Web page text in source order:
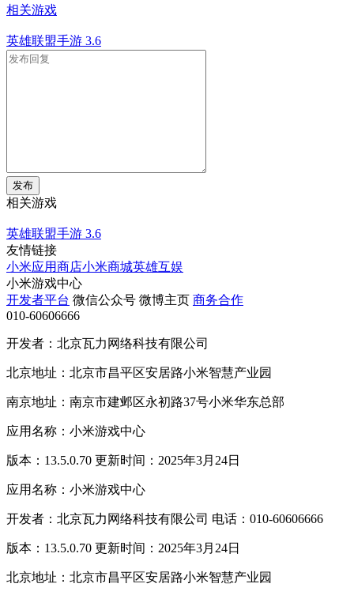
相关游戏
英雄联盟手游 3.6
发布
相关游戏
英雄联盟手游 3.6
友情链接
小米应用商店小米商城英雄互娱
小米游戏中心
开发者平台 微信公众号 微博主页 商务合作
010-60606666
开发者：北京瓦力网络科技有限公司
北京地址：北京市昌平区安居路小米智慧产业园
南京地址：南京市建邺区永初路37号小米华东总部
应用名称：小米游戏中心
版本：13.5.0.70 更新时间：2025年3月24日
应用名称：小米游戏中心
开发者：北京瓦力网络科技有限公司 电话：010-60606666
版本：13.5.0.70 更新时间：2025年3月24日
北京地址：北京市昌平区安居路小米智慧产业园